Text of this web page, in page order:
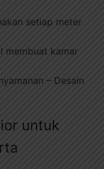
setiap meter
membuat kamar
– Desain
untuk